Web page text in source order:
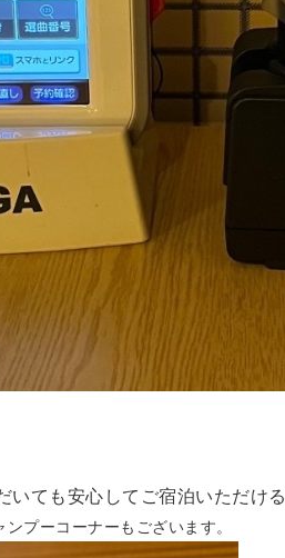
いても安心してご宿泊いただける
プーコーナーもございます。